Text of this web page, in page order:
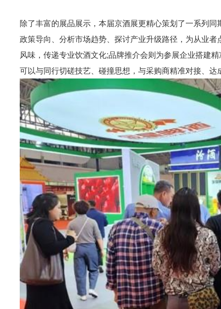
除了丰富的展品展示，本届京酒展更精心策划了一系列
政策导向、分析市场趋势、探讨产业升级路径，为从业
风味，传递专业饮酒文化;品牌推介会则为参展企业搭建
可以与同行切磋技艺、碰撞思想，与采购商精准对接、